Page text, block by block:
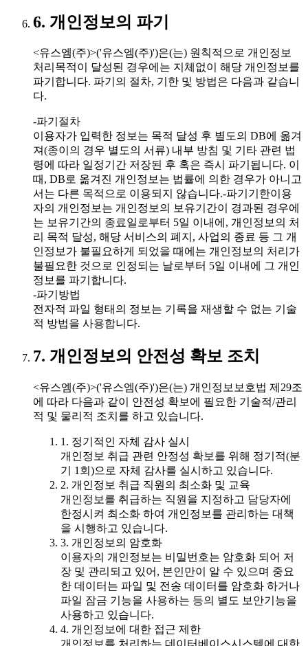
6. 개인정보의 파기
<유스엠(주)>('유스엠(주)')은(는) 원칙적으로 개인정보
처리목적이 달성된 경우에는 지체없이 해당 개인정보를
파기합니다. 파기의 절차, 기한 및 방법은 다음과 같습니
다.
-파기절차
이용자가 입력한 정보는 목적 달성 후 별도의 DB에 옮겨
져(종이의 경우 별도의 서류) 내부 방침 및 기타 관련 법
령에 따라 일정기간 저장된 후 혹은 즉시 파기됩니다. 이
때, DB로 옮겨진 개인정보는 법률에 의한 경우가 아니고
서는 다른 목적으로 이용되지 않습니다.-파기기한이용
자의 개인정보는 개인정보의 보유기간이 경과된 경우에
는 보유기간의 종료일로부터 5일 이내에, 개인정보의 처
리 목적 달성, 해당 서비스의 폐지, 사업의 종료 등 그 개
인정보가 불필요하게 되었을 때에는 개인정보의 처리가
불필요한 것으로 인정되는 날로부터 5일 이내에 그 개인
정보를 파기합니다.
-파기방법
전자적 파일 형태의 정보는 기록을 재생할 수 없는 기술
적 방법을 사용합니다.
7. 개인정보의 안전성 확보 조치
<유스엠(주)>('유스엠(주)')은(는) 개인정보보호법 제29조
에 따라 다음과 같이 안전성 확보에 필요한 기술적/관리
적 및 물리적 조치를 하고 있습니다.
1. 정기적인 자체 감사 실시
개인정보 취급 관련 안정성 확보를 위해 정기적(분
기 1회)으로 자체 감사를 실시하고 있습니다.
2. 개인정보 취급 직원의 최소화 및 교육
개인정보를 취급하는 직원을 지정하고 담당자에
한정시켜 최소화 하여 개인정보를 관리하는 대책
을 시행하고 있습니다.
3. 개인정보의 암호화
이용자의 개인정보는 비밀번호는 암호화 되어 저
장 및 관리되고 있어, 본인만이 알 수 있으며 중요
한 데이터는 파일 및 전송 데이터를 암호화 하거나
파일 잠금 기능을 사용하는 등의 별도 보안기능을
사용하고 있습니다.
4. 개인정보에 대한 접근 제한